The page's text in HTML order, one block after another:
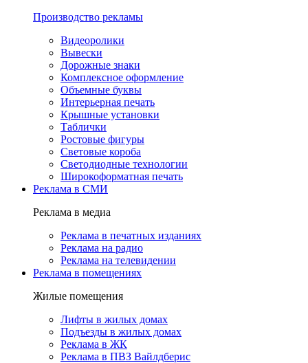
Производство рекламы
Видеоролики
Вывески
Дорожные знаки
Комплексное оформление
Объемные буквы
Интерьерная печать
Крышные установки
Таблички
Ростовые фигуры
Световые короба
Светодиодные технологии
Широкоформатная печать
Реклама в СМИ
Реклама в медиа
Реклама в печатных изданиях
Реклама на радио
Реклама на телевидении
Реклама в помещениях
Жилые помещения
Лифты в жилых домах
Подъезды в жилых домах
Реклама в ЖК
Реклама в ПВЗ Вайлдберис